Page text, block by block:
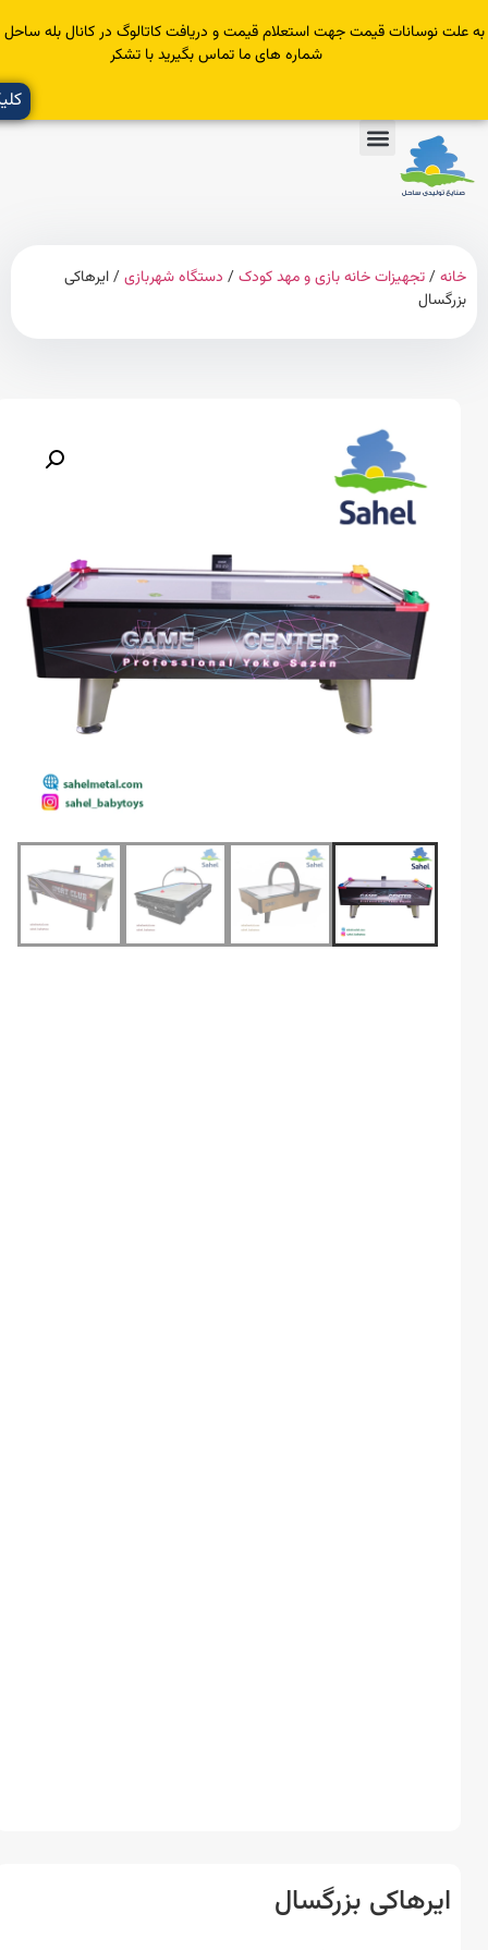
قیمت جهت استعلام قیمت و دریافت کاتالوگ در کانال بله ساحل عضو یا با
شماره های ما تماس بگیرید با تشکر
کلیک کنید
تجهیزات خانه بازی و مهد کودک/دستگاه شهربازی/ ایرهاکی
بزرگسال